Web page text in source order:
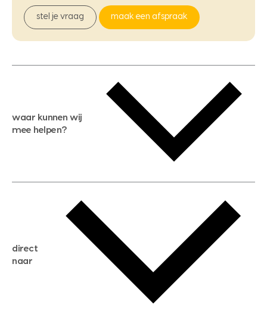
stel je vraag maak een afspraak
waar kunnen wij
mee helpen?
gratis zoekservice
huis verkopen
huis kopen
direct
naar